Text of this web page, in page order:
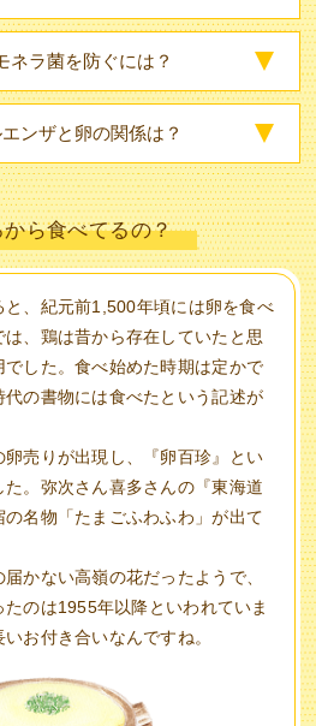
ネラ菌を防ぐには？
ンザと 卵の関係は？
ら食べてるの？
と、紀元前1,500年頃には卵を食べ
、鶏は昔から存在していたと思
した。食べ始めた時期は定かで
の書物には食べたという記述が
売りが出現し、『卵百珍』とい
。弥次さん喜多さんの『東海道
名物「たまごふわふわ」が出て
かない高嶺の花だったようで、
のは1955年以降といわれていま
お付き合いなんですね。